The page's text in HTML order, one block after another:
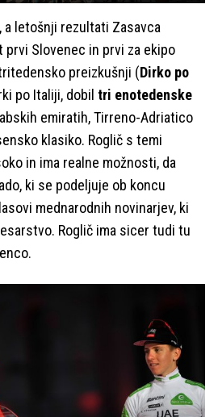
a letošnji rezultati Zasavca
prvi Slovenec in prvi za ekipo
preizkušnji (Dirko po
po Italiji, dobil tri enotedenske
emiratih, Tirreno-Adriatico
klasiko. Roglič s temi
in ima realne možnosti, da
ki se podeljuje ob koncu
mednarodnih novinarjev, ki
Roglič ima sicer tudi tu